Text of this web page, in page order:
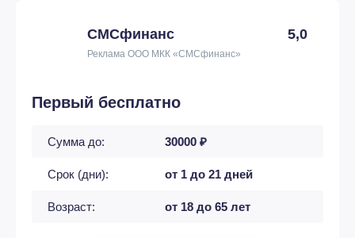
СМСфинанс 5,0
Реклама ООО МКК «СМСфинанс»
Первый бесплатно
Сумма до: 30000 ₽
Срок (дни): от 1 до 21 дней
Возраст: от 18 до 65 лет